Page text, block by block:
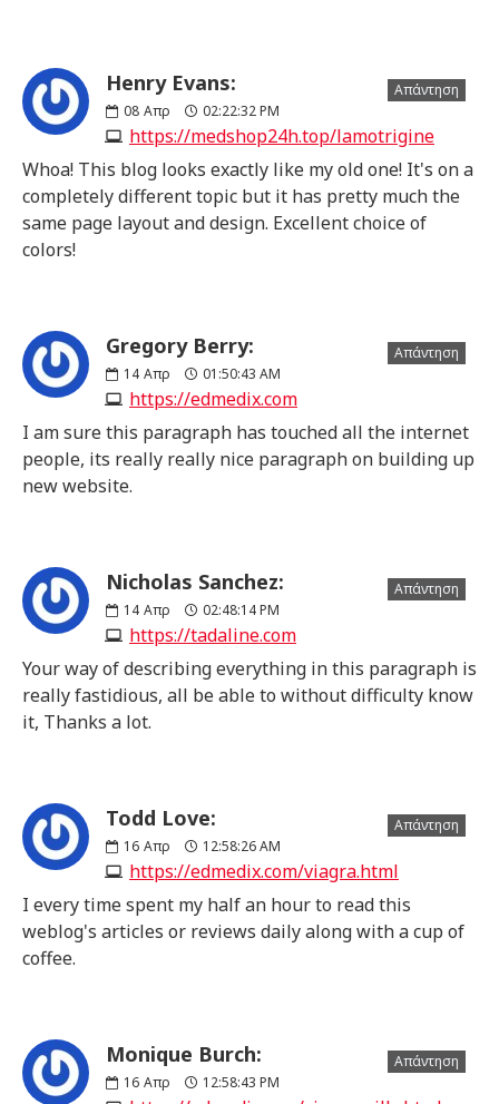
Henry Evans:
08 Απρ 02:22:32 PM
https://medshop24h.top/lamotrigine
Απάντηση
Whoa! This blog looks exactly like my old one! It's on a
completely different topic but it has pretty much the
same page layout and design. Excellent choice of
colors!
Gregory Berry:
14 Απρ 01:50:43 AM
https://edmedix.com
Απάντηση
I am sure this paragraph has touched all the internet
people, its really really nice paragraph on building up
new website.
Nicholas Sanchez:
14 Απρ 02:48:14 PM
https://tadaline.com
Απάντηση
Your way of describing everything in this paragraph is
really fastidious, all be able to without difficulty know
it, Thanks a lot.
Todd Love:
16 Απρ 12:58:26 AM
https://edmedix.com/viagra.html
Απάντηση
I every time spent my half an hour to read this
weblog's articles or reviews daily along with a cup of
coffee.
Monique Burch:
16 Απρ 12:58:43 PM
Απάντηση